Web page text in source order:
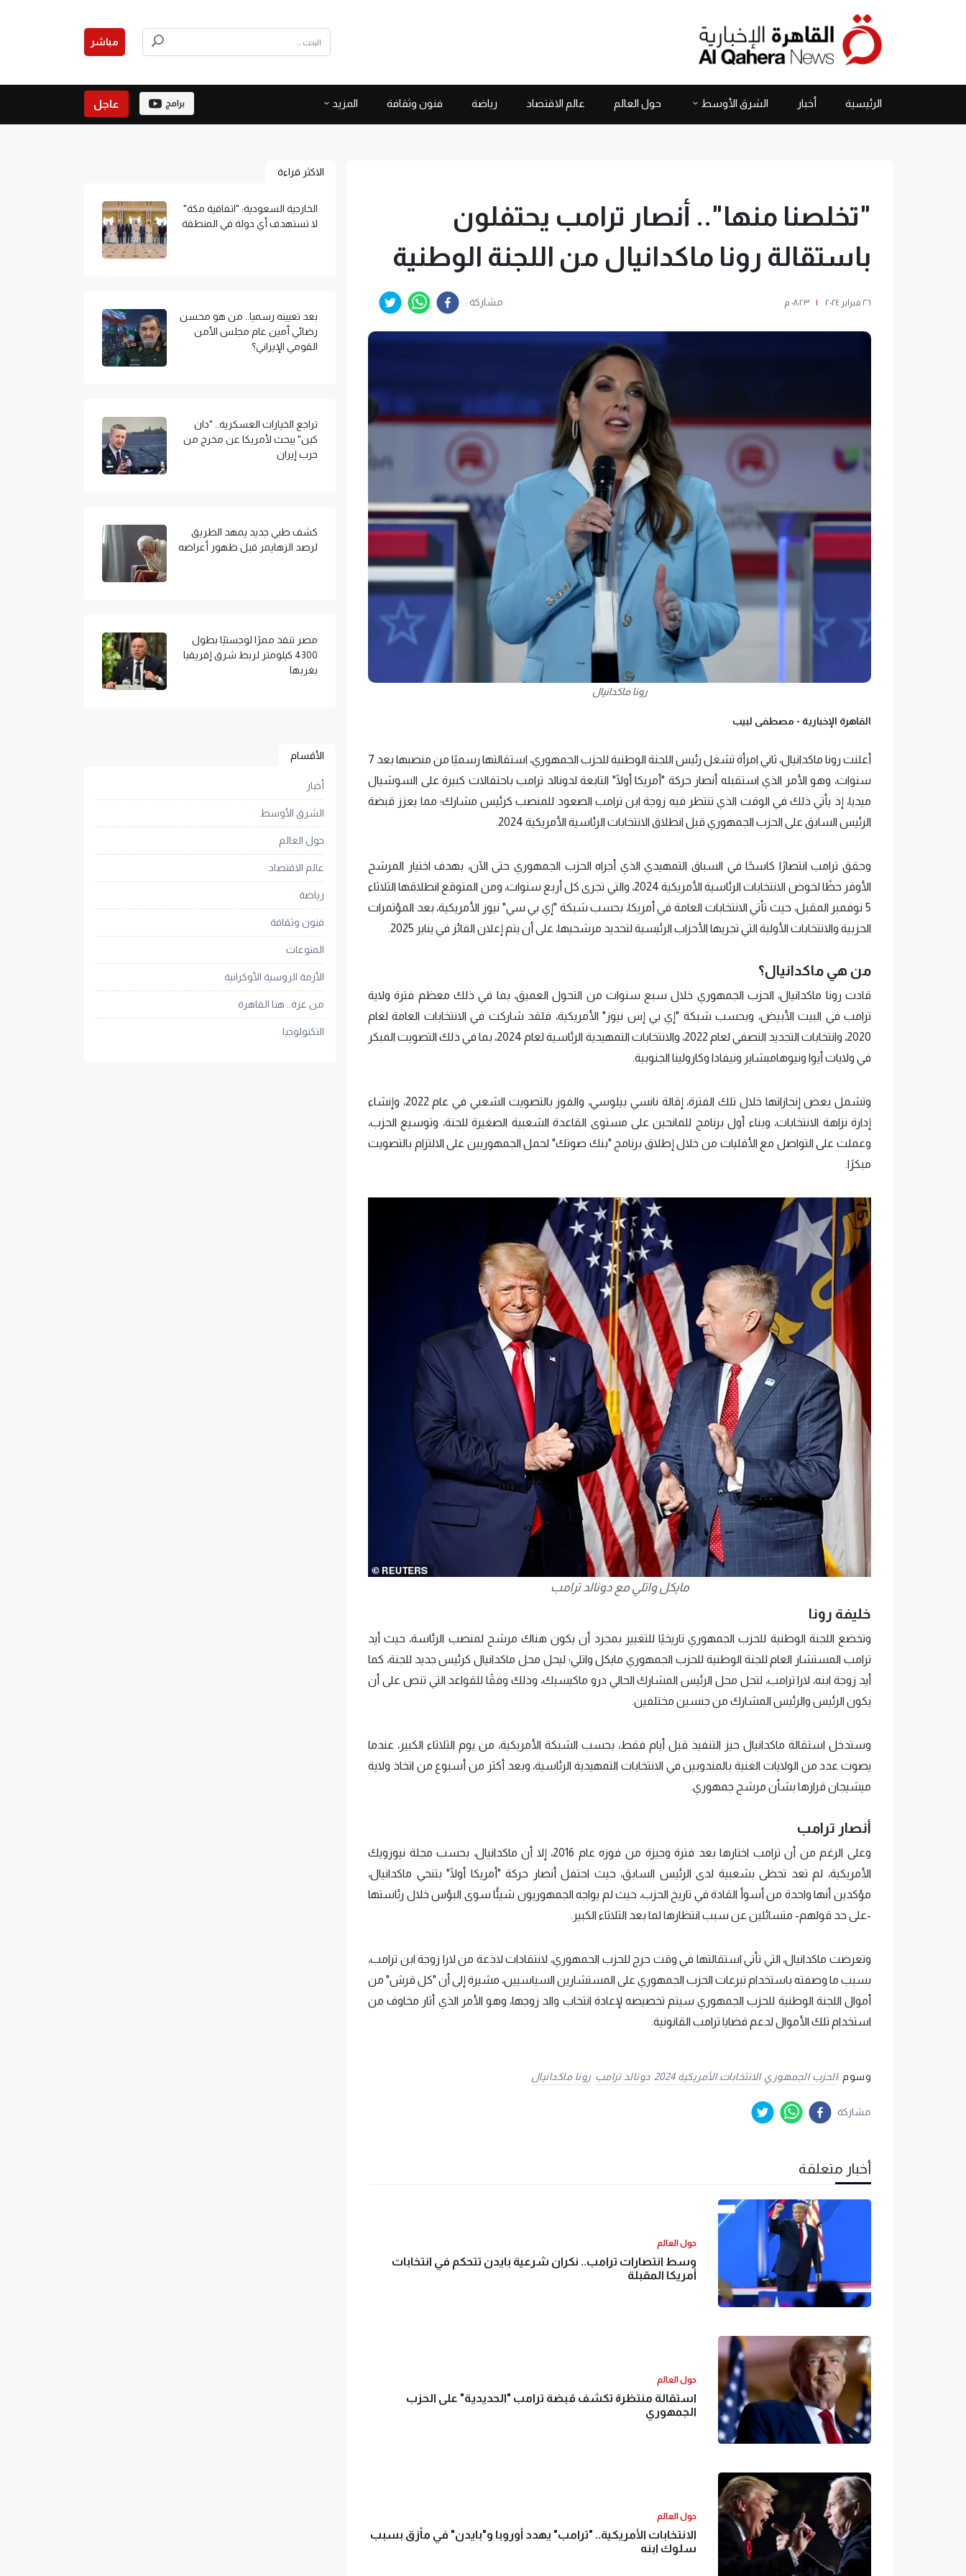
مباشر
الرئيسية أخبار الشرق الأوسط حول العالم عالم الاقتصاد رياضة فنون وثقافة المزيد برامج عاجل
"تخلصنا منها".. أنصار ترامب يحتفلون
باستقالة رونا ماكدانيال من اللجنة الوطنية
٢٦ فبراير ٢٠٢٤ | ٠٨:٢٣ م مشاركة :
رونا ماكدانيال
القاهرة الإخبارية - مصطفى لبيب
أعلنت رونا ماكدانيال، ثاني امرأة تشغل رئيس اللجنة الوطنية للحزب الجمهوري، استقالتها رسميًا من منصبها بعد 7
سنوات، وهو الأمر الذي استقبله أنصار حركة "أمريكا أولًا" التابعة لدونالد ترامب باحتفالات كبيرة على السوشيال
ميديا، إذ يأتي ذلك في الوقت الذي تنتظر فيه زوجة ابن ترامب الصعود للمنصب كرئيس مشارك؛ مما يعزز قبضة
الرئيس السابق على الحزب الجمهوري قبل انطلاق الانتخابات الرئاسية الأمريكية 2024.
وحقق ترامب انتصارًا كاسحًا في السباق التمهيدي الذي أجراه الحزب الجمهوري حتى الآن، بهدف اختيار المرشح
الأوفر حظًا لخوض الانتخابات الرئاسية الأمريكية 2024، والتي تجرى كل أربع سنوات، ومن المتوقع انطلاقها الثلاثاء
5 نوفمبر المقبل، حيث تأتي الانتخابات العامة في أمريكا، بحسب شبكة "إي بي سي" نيوز الأمريكية، بعد المؤتمرات
الحزبية والانتخابات الأولية التي تجريها الأحزاب الرئيسية لتحديد مرشحيها، على أن يتم إعلان الفائز في يناير 2025.
من هي ماكدانيال؟
قادت رونا ماكدانيال، الحزب الجمهوري خلال سبع سنوات من التحول العميق، بما في ذلك معظم فترة ولاية
ترامب في البيت الأبيض، وبحسب شبكة "إي بي إس نيوز" الأمريكية، فلقد شاركت في الانتخابات العامة لعام
2020، وانتخابات التجديد النصفي لعام 2022، والانتخابات التمهيدية الرئاسية لعام 2024، بما في ذلك التصويت المبكر
في ولايات أيوا ونيوهامبشاير ونيفادا وكارولينا الجنوبية.
وتشمل بعض إنجازاتها خلال تلك الفترة، إقالة نانسي بيلوسي، والفوز بالتصويت الشعبي في عام 2022، وإنشاء
إدارة نزاهة الانتخابات، وبناء أول برنامج للمانحين على مستوى القاعدة الشعبية الصغيرة للجنة، وتوسيع الحزب،
وعملت على التواصل مع الأقليات من خلال إطلاق برنامج "بنك صوتك" لحمل الجمهوريين على الالتزام بالتصويت
مبكرًا.
مايكل واتلي مع دونالد ترامب
خليفة رونا
وتخضع اللجنة الوطنية للحزب الجمهوري تاريخيًا للتغيير بمجرد أن يكون هناك مرشح لمنصب الرئاسة، حيث أيد
ترامب المستشار العام للجنة الوطنية للحزب الجمهوري مايكل واتلي؛ ليحل محل ماكدانيال كرئيس جديد للجنة، كما
أيد زوجة ابنه، لارا ترامب، لتحل محل الرئيس المشارك الحالي درو ماكيسيك، وذلك وفقًا للقواعد التي تنص على أن
يكون الرئيس والرئيس المشارك من جنسين مختلفين.
وستدخل استقالة ماكدانيال حيز التنفيذ قبل أيام فقط، بحسب الشبكة الأمريكية، من يوم الثلاثاء الكبير، عندما
يصوت عدد من الولايات الغنية بالمندوبين في الانتخابات التمهيدية الرئاسية، وبعد أكثر من أسبوع من اتخاذ ولاية
ميشيجان قرارها بشأن مرشح جمهوري.
أنصار ترامب
وعلى الرغم من أن ترامب اختارها بعد فترة وجيزة من فوزه عام 2016، إلا أن ماكدانيال، بحسب مجلة نيوزويك
الأمريكية، لم تعد تحظى بشعبية لدى الرئيس السابق، حيث احتفل أنصار حركة "أمريكا أولًا" بتنحي ماكدانيال،
مؤكدين أنها واحدة من أسوأ القادة في تاريخ الحزب، حيث لم يواجه الجمهوريون شيئًا سوى البؤس خلال رئاستها
-على حد قولهم- متسائلين عن سبب انتظارها لما بعد الثلاثاء الكبير.
وتعرضت ماكدانيال، التي تأتي استقالتها في وقت حرج للحزب الجمهوري، لانتقادات لاذعة من لارا زوجة ابن ترامب،
بسبب ما وصفته باستخدام تبرعات الحزب الجمهوري على المستشارين السياسيين، مشيرة إلى أن "كل قرش" من
أموال اللجنة الوطنية للحزب الجمهوري سيتم تخصيصه لإعادة انتخاب والد زوجها، وهو الأمر الذي أثار مخاوف من
استخدام تلك الأموال لدعم قضايا ترامب القانونية.
وسوم :الحزب الجمهوري الانتخابات الأمريكية 2024 دونالد ترامب رونا ماكدانيال
مشاركة
أخبار متعلقة
حول العالم
وسط انتصارات ترامب.. نكران شرعية بايدن تتحكم في انتخابات
أمريكا المقبلة
حول العالم
استقالة منتظرة تكشف قبضة ترامب "الحديدية" على الحزب
الجمهوري
حول العالم
الانتخابات الأمريكية.. "ترامب" يهدد أوروبا و"بايدن" في مأزق بسبب
سلوك ابنه
الاكثر قراءة
الخارجية السعودية: "اتفاقية مكة"
لا تستهدف أي دولة في المنطقة
بعد تعيينه رسميا.. من هو محسن
رضائي أمين عام مجلس الأمن
القومي الإيراني؟
تراجع الخيارات العسكرية.. "دان
كين" يبحث لأمريكا عن مخرج من
حرب إيران
كشف طبي جديد يمهد الطريق
لرصد الزهايمر قبل ظهور أعراضه
مصر تنفذ ممرًا لوجستيًا بطول
4300 كيلومتر لربط شرق إفريقيا
بغربها
الأقسام
أخبار
الشرق الأوسط
حول العالم
عالم الاقتصاد
رياضة
فنون وثقافة
المنوعات
الأزمة الروسية الأوكرانية
من غزة.. هنا القاهرة
التكنولوجيا